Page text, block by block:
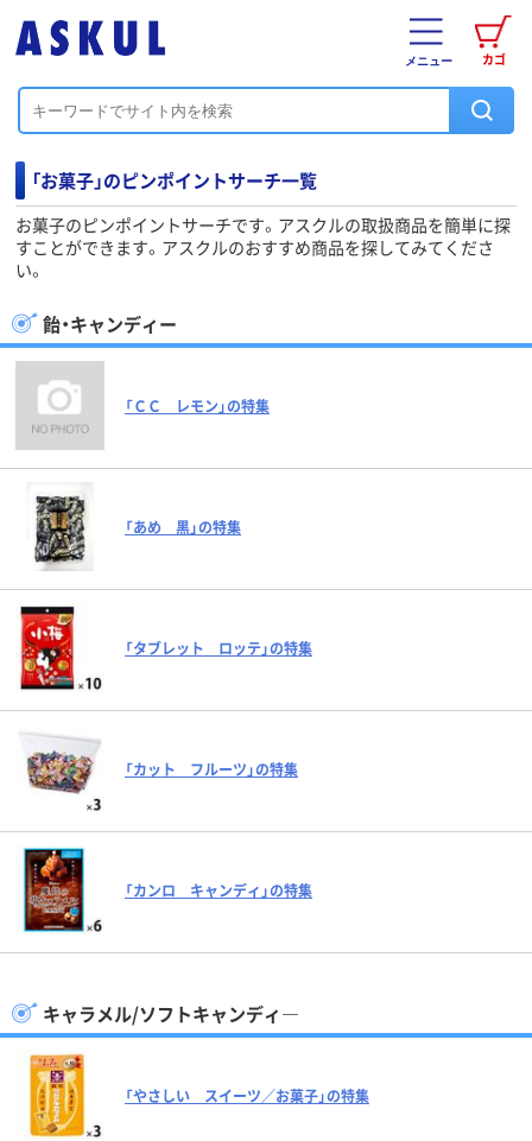
カゴ
メニュー
「お菓子」のピンポイントサーチ一覧
お菓子のピンポイントサーチです。アスクルの取扱商品を簡単に探
すことができます。アスクルのおすすめ商品を探してみてくださ
い。
飴・キャンディー
「ＣＣ レモン」の特集
「あめ 黒」の特集
「タブレット ロッテ」の特集
「カット フルーツ」の特集
「カンロ キャンディ」の特集
キャラメル/ソフトキャンディ―
「やさしい スイーツ／お菓子」の特集